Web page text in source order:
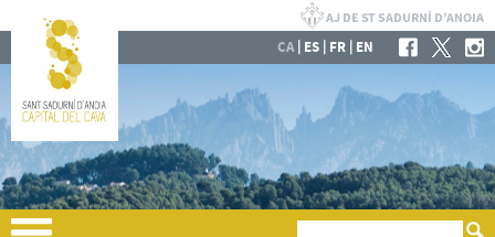
CA| ES | FR | EN